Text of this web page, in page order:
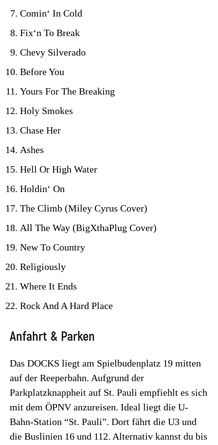
Comin‘ In Cold
Fix‘n To Break
Chevy Silverado
Before You
Yours For The Breaking
Holy Smokes
Chase Her
Ashes
Hell Or High Water
Holdin‘ On
The Climb (Miley Cyrus Cover)
All The Way (BigXthaPlug Cover)
New To Country
Religiously
Where It Ends
Rock And A Hard Place
Anfahrt & Parken
Das DOCKS liegt am Spielbudenplatz 19 mitten
auf der Reeperbahn. Aufgrund der
Parkplatzknappheit auf St. Pauli empfiehlt es sich
mit dem ÖPNV anzureisen. Ideal liegt die U-
Bahn-Station “St. Pauli”. Dort fährt die U3 und
die Buslinien 16 und 112. Alternativ kannst du bis